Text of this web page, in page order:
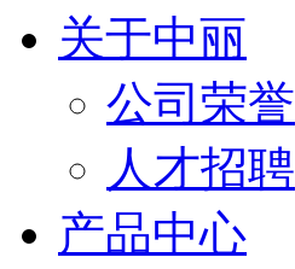
关于中丽
公司荣誉
人才招聘
产品中心